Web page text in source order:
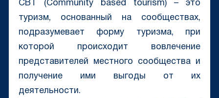
CBT (Community based tourism) – это
туризм, основанный на сообществах,
подразумевает форму туризма, при
которой происходит вовлечение
представителей местного сообщества и
получение ими выгоды от их
деятельности.